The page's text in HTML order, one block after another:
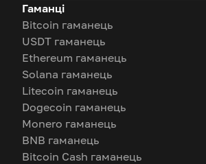
Гаманці
Bitcoin гаманець
USDT гаманець
Ethereum гаманець
Solana гаманець
Litecoin гаманець
Dogecoin гаманець
Monero гаманець
BNB гаманець
Bitcoin Cash гаманець